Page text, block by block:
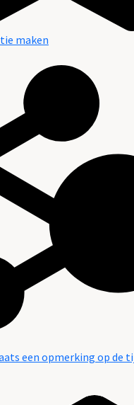
maken
een opmerking op de